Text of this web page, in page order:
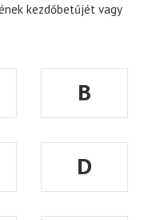
kezdőbetűjét vagy
B
D